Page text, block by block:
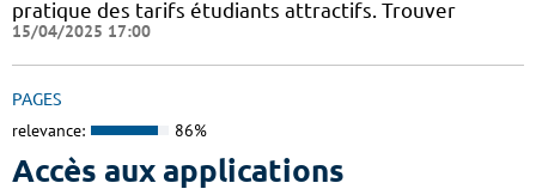
pratique des tarifs étudiants attractifs. Trouver
15/04/2025 17:00
PAGES
relevance: 86%
Accès aux applications